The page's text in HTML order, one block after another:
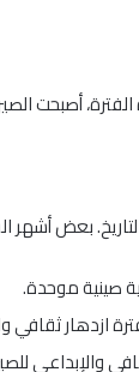
بعض أشهر